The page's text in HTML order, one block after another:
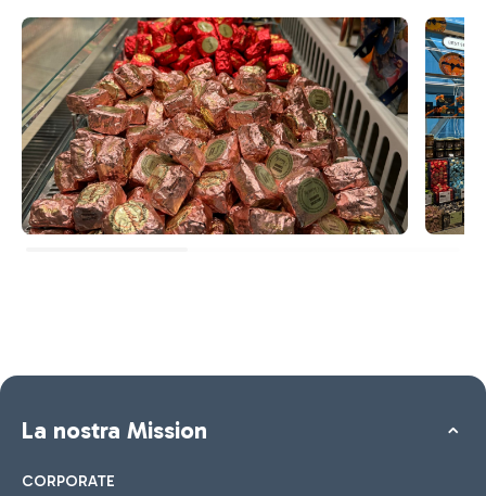
La nostra Mission
CORPORATE